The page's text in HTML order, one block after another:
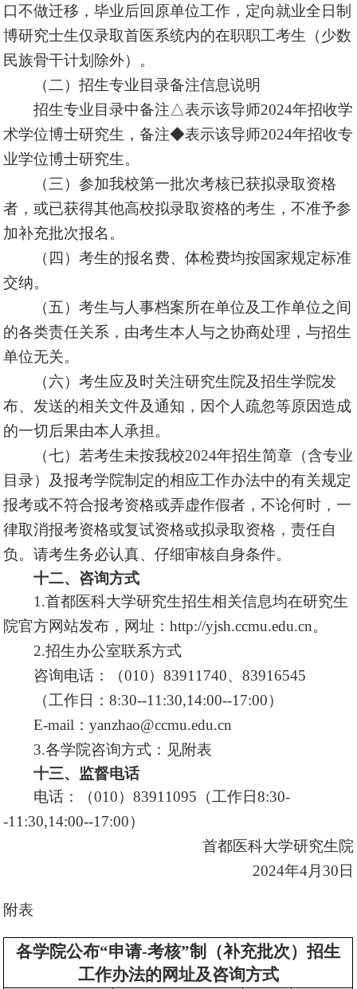
口不做迁移，毕业后回原单位工作，定向就业全日制
博研究士生仅录取首医系统内的在职职工考生（少数
民族骨干计划除外）。
（二）招生专业目录备注信息说明
招生专业目录中备注△表示该导师2024年招收学
术学位博士研究生，备注◆表示该导师2024年招收专
业学位博士研究生。
（三）参加我校第一批次考核已获拟录取资格
者，或已获得其他高校拟录取资格的考生，不准予参
加补充批次报名。
（四）考生的报名费、体检费均按国家规定标准
交纳。
（五）考生与人事档案所在单位及工作单位之间
的各类责任关系，由考生本人与之协商处理，与招生
单位无关。
（六）考生应及时关注研究生院及招生学院发
布、发送的相关文件及通知，因个人疏忽等原因造成
的一切后果由本人承担。
（七）若考生未按我校2024年招生简章（含专业
目录）及报考学院制定的相应工作办法中的有关规定
报考或不符合报考资格或弄虚作假者，不论何时，一
律取消报考资格或复试资格或拟录取资格，责任自
负。请考生务必认真、仔细审核自身条件。
十二、咨询方式
1.首都医科大学研究生招生相关信息均在研究生
院官方网站发布，网址：http://yjsh.ccmu.edu.cn。
2.招生办公室联系方式
咨询电话：（010）83911740、83916545
（工作日：8:30--11:30,14:00--17:00）
E-mail ： yanzhao@ccmu.edu.cn
3.各学院咨询方式：见附表
十三、监督电话
电话：（010） 83911095 （工作日8:30-
-11:30,14:00--17:00）
首都医科大学研究生院
2024年4月30日
附表
各学院公布“申请-考核”制（补充批次）招生
工作办法的网址及咨询方式